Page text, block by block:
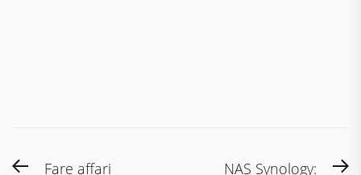
Navigazione
PreviousFare affari
NAS Synology: